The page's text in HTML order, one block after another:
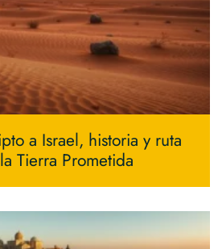
a Israel, historia y ruta
Tierra Prometida